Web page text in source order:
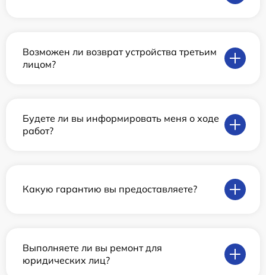
Возможен ли возврат устройства третьим
лицом?
Будете ли вы информировать меня о ходе
работ?
Какую гарантию вы предоставляете?
Выполняете ли вы ремонт для
юридических лиц?